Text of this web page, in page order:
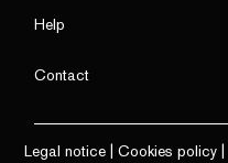
Help
Contact
Legal notice| Cookies policy|